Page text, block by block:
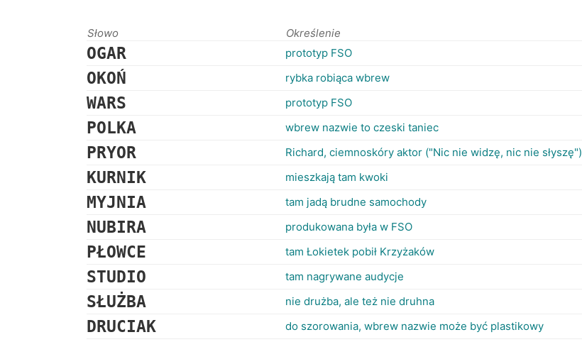
Słowo Określenie
OGAR prototyp FSO
OKOŃ rybka robiąca wbrew
WARS prototyp FSO
POLKA wbrew nazwie to czeski taniec
PRYOR Richard, ciemnoskóry aktor ("Nic nie widzę, nic nie słyszę")
KURNIK mieszkają tam kwoki
MYJNIA tam jadą brudne samochody
NUBIRA produkowana była w FSO
PŁOWCE tam Łokietek pobił Krzyżaków
STUDIO tam nagrywane audycje
SŁUŻBA nie drużba, ale też nie druhna
DRUCIAK do szorowania, wbrew nazwie może być plastikowy